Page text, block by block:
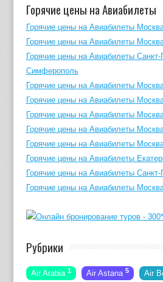
Горячие цены на Авиабилеты
Горячие цены на Авиабилеты
Горячие цены на Авиабилеты
Горячие цены на Авиабилеты Санкт-
Симферополь
Горячие цены на Авиабилеты
Горячие цены на Авиабилеты
Горячие цены на Авиабилеты
Горячие цены на Авиабилеты
Горячие цены на Авиабилеты
Горячие цены на Авиабилеты
Горячие цены на Авиабилеты
Горячие цены на Авиабилеты
Рубрики
Air Arabia 1 Air Astana 5 Air